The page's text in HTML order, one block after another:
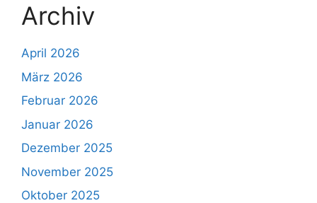
Archiv
April 2026
März 2026
Februar 2026
Januar 2026
Dezember 2025
November 2025
Oktober 2025